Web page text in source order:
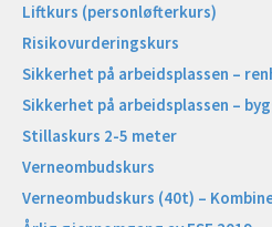
Liftkurs (personløfterkurs)
Risikovurderingskurs
Sikkerhet på arbeidsplassen –
Sikkerhet på arbeidsplassen –
Stillaskurs 2-5 meter
Verneombudskurs
Verneombudskurs (40t) –